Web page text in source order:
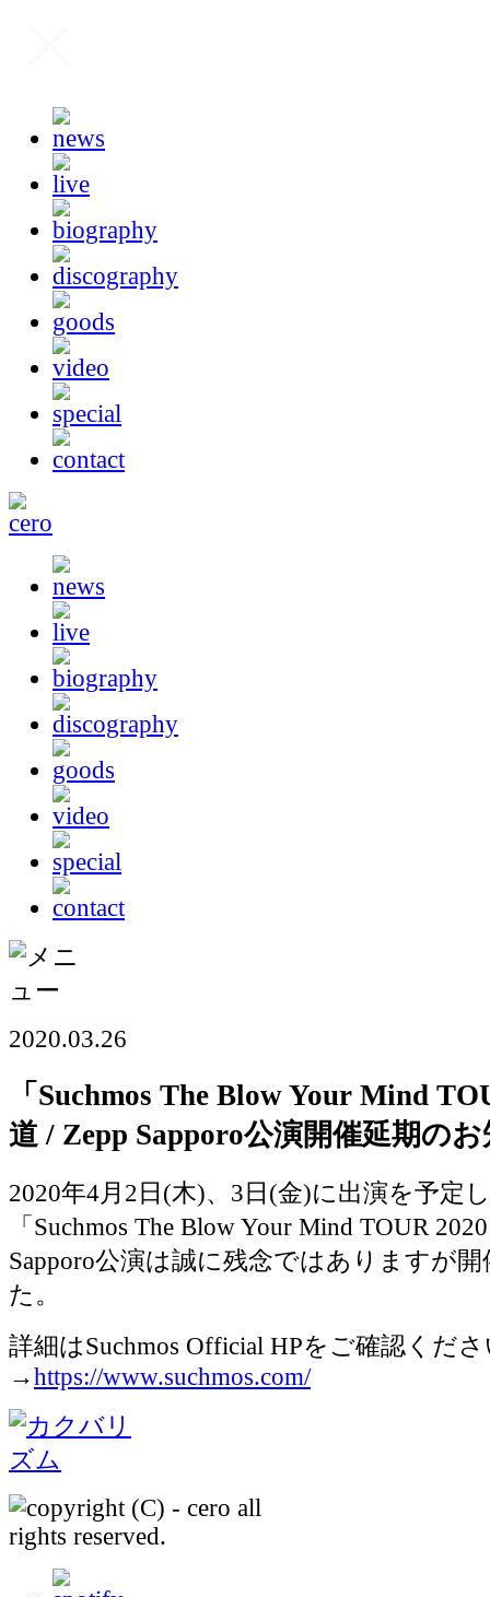
2020.03.26
「Suchmos The Blow Your Mind
道 / Zepp Sapporo公演開催延期の
2020年4月2日(⽊)、3⽇(⾦)に出演を予定
「Suchmos The Blow Your Mind TOUR
Sapporo公演は誠に残念ではありますが
た。
詳細はSuchmos Official HPをご確認くだ
→https://www.suchmos.com/